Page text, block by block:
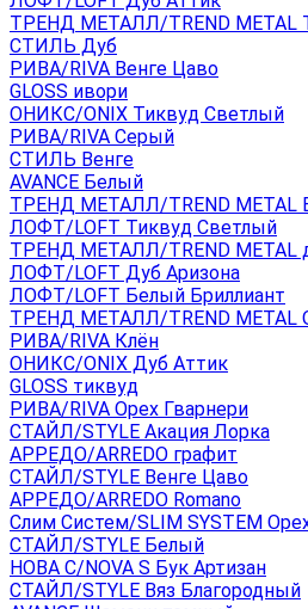
ТРЕНД МЕТАЛЛ/TREND METAL
СТИЛЬ Дуб
РИВА/RIVA Венге Цаво
GLOSS ивори
ОНИКС/ONIX Тиквуд Светлый
РИВА/RIVA Серый
СТИЛЬ Венге
AVANСE Белый
ТРЕНД МЕТАЛЛ/TREND METAL
ЛОФТ/LOFT Тиквуд Светлый
ТРЕНД МЕТАЛЛ/TREND METAL
ЛОФТ/LOFT Дуб Аризона
ЛОФТ/LOFT Белый Бриллиант
ТРЕНД МЕТАЛЛ/TREND METAL
РИВА/RIVA Клён
ОНИКС/ONIX Дуб Аттик
GLOSS тиквуд
РИВА/RIVA Орех Гварнери
СТАЙЛ/STYLE Акация Лорка
АРРЕДО/ARREDO графит
СТАЙЛ/STYLE Венге Цаво
АРРЕДО/ARREDO Romano
Слим Систем/SLIM SYSTEM
СТАЙЛ/STYLE Белый
НОВА С/NOVA S Бук Артизан
СТАЙЛ/STYLE Вяз Благородный